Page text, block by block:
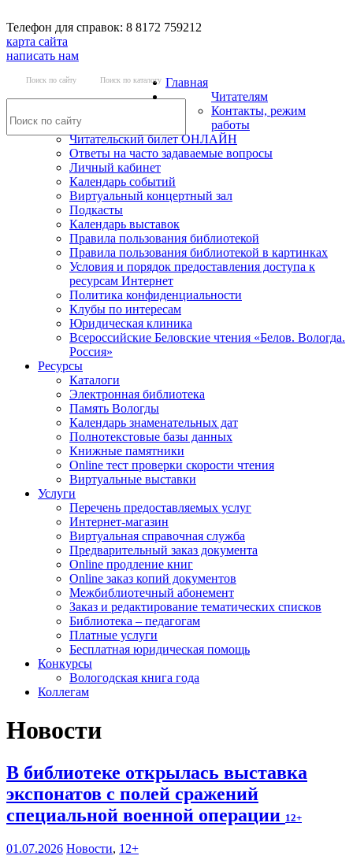
Телефон для справок: 8 8172 759212
карта сайта
написать нам
Поиск по сайту Поиск по каталогу Главная
Читателям
Контакты, режим
работы
Читательский билет ОНЛАЙН
Ответы на часто задаваемые вопросы
Личный кабинет
Календарь событий
Виртуальный концертный зал
Подкасты
Календарь выставок
Правила пользования библиотекой
Правила пользования библиотекой в картинках
Условия и порядок предоставления доступа к
ресурсам Интернет
Политика конфиденциальности
Клубы по интересам
Юридическая клиника
Всероссийские Беловские чтения «Белов. Вологда.
Россия»
Ресурсы
Каталоги
Электронная библиотека
Память Вологды
Календарь знаменательных дат
Полнотекстовые базы данных
Книжные памятники
Online тест проверки скорости чтения
Виртуальные выставки
Услуги
Перечень предоставляемых услуг
Интернет-магазин
Виртуальная справочная служба
Предварительный заказ документа
Online продление книг
Online заказ копий документов
Межбиблиотечный абонемент
Заказ и редактирование тематических списков
Библиотека – педагогам
Платные услуги
Бесплатная юридическая помощь
Конкурсы
Вологодская книга года
Коллегам
Новости
В библиотеке открылась выставка
экспонатов с полей сражений
специальной военной операции 12+
01.07.2026 Новости, 12+